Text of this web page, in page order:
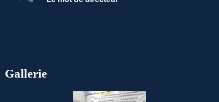
Gallerie